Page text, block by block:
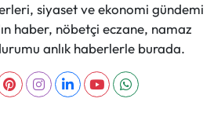
siyaset ve ekonomi gündemi
haber, nöbetçi eczane, namaz
anlık haberlerle burada.